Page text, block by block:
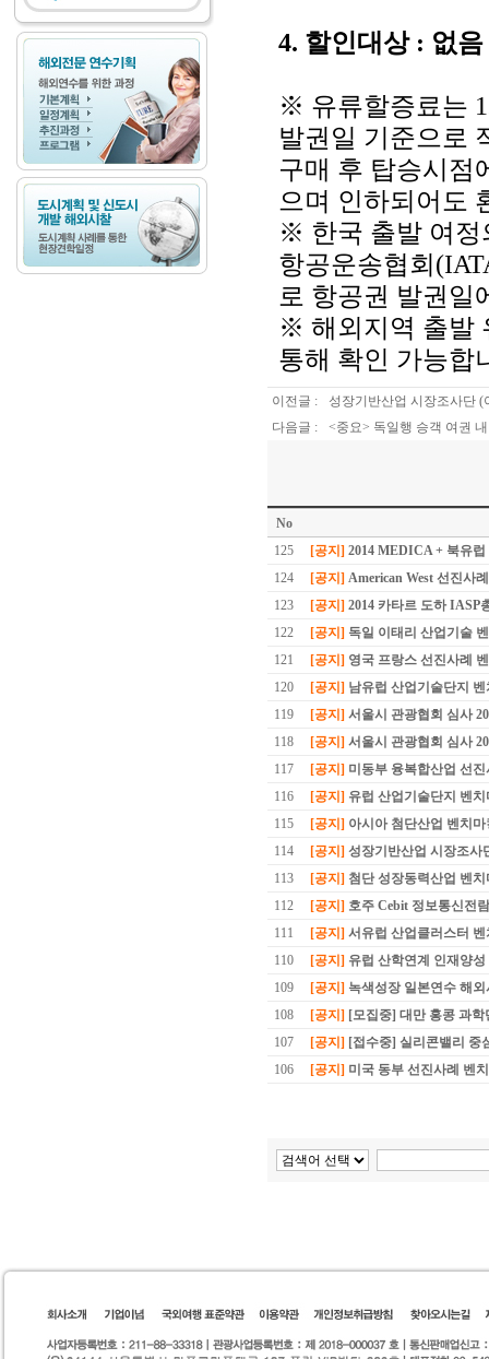
4. 할인대상 : 없음
※ 유류할증료는
발권일 기준으로
구매 후 탑승시점
으며 인하되어도
※ 한국 출발 여정
항공운송협회
로 항공권 발권일
※ 해외지역 출발
통해 확인 가능합
이전글 :
성장기반산업 시장조사단 (
다음글 :
<중요> 독일행 승객 여권
No
125
[공지] 2014 MEDICA + 북유럽
124
[공지] American West 선진사
123
[공지] 2014 카타르 도하 IASP
122
[공지] 독일 이태리 산업기술
121
[공지] 영국 프랑스 선진사례
120
[공지] 남유럽 산업기술단지
119
[공지] 서울시 관광협회 심사
118
[공지] 서울시 관광협회 심사
117
[공지] 미동부 융복합산업 선
116
[공지] 유럽 산업기술단지 벤치
115
[공지] 아시아 첨단산업 벤치마
114
[공지] 성장기반산업 시장조사
113
[공지] 첨단 성장동력산업 벤치
112
[공지] 호주 Cebit 정보통신전
111
[공지] 서유럽 산업클러스터
110
[공지] 유럽 산학연계 인재양
109
[공지] 녹색성장 일본연수 해외
108
[공지] [모집중] 대만 홍콩 과
107
[공지] [접수중] 실리콘밸리 중
106
[공지] 미국 동부 선진사례 벤